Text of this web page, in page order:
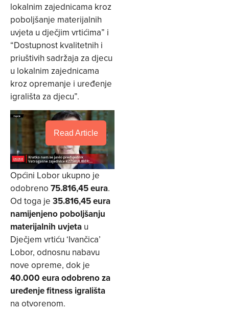
lokalnim zajednicama kroz
poboljšanje materijalnih
uvjeta u dječjim vrtićima” i
“Dostupnost kvalitetnih i
priuštivih sadržaja za djecu
u lokalnim zajednicama
kroz opremanje i uređenje
igrališta za djecu”.
Read Article
Općini Lobor ukupno je
odobreno 75.816,45 eura.
Od toga je 35.816,45 eura
namijenjeno poboljšanju
materijalnih uvjeta u
Dječjem vrtiću ‘Ivančica’
Lobor, odnosnu nabavu
nove opreme, dok je
40.000 eura odobreno za
uređenje fitness igrališta
na otvorenom.